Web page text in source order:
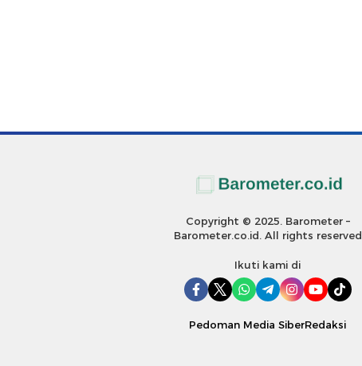
Copyright © 2025. Barometer –
Barometer.co.id. All rights reserved
Ikuti kami di
Pedoman Media SiberRedaksi